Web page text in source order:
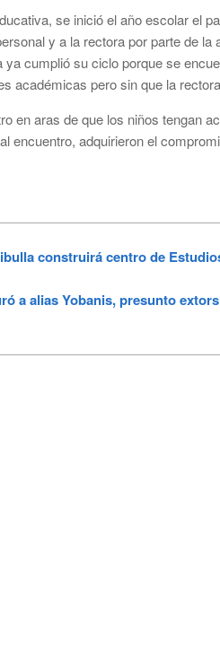
se inició el año escolar el
y a la rectora por parte de
cumplió su ciclo porque se
académicas pero sin que la
en aras de que los niños tengan
encuentro, adquirieron el
construirá centro de
a alias Yobanis, presunto